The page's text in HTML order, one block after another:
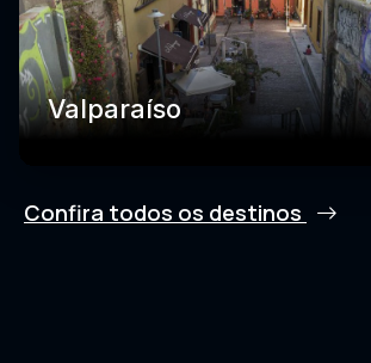
Valparaíso
Confira todos os destinos